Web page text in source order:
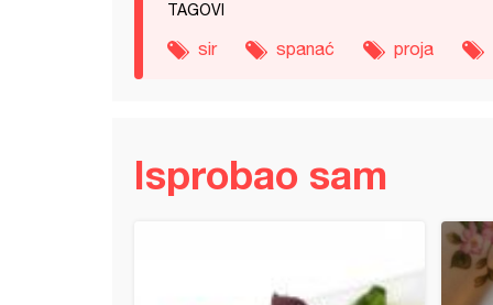
TAGOVI
sir spanać proja
Isprobao sam